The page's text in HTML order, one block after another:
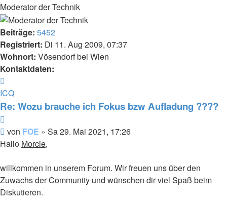
Moderator der Technik
Beiträge: 5452
Registriert: Di 11. Aug 2009, 07:37
Wohnort: Vösendorf bei Wien
Kontaktdaten:
von
FOE
ICQ
Re: Wozu brauche ich Fokus bzw Aufladung ????
Beitrag
von FOE » Sa 29. Mai 2021, 17:26
Hallo Morcie,
willkommen in unserem Forum. Wir freuen uns über den
Zuwachs der Community und wünschen dir viel Spaß beim
Diskutieren.